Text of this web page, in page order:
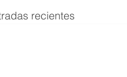
recientes